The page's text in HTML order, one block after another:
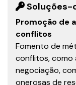
Soluções-
Promoção de
conflitos
Fomento de
conflitos, como
negociação,
onerosas de